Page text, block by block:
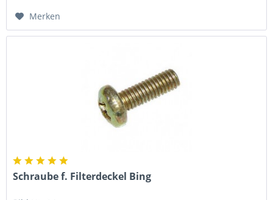
Merken
Schraube f. Filterdeckel Bing